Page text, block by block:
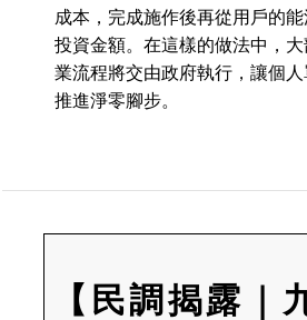
成本，完成施作後再從用戶的
投資金額。在這樣的做法中，
業流程將交由政府執行，讓個
推進淨零腳步。
【民調揭露｜